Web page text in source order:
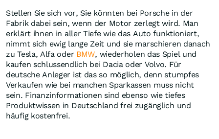
Stellen Sie sich vor, Sie könnten bei Porsche in der
Fabrik dabei sein, wenn der Motor zerlegt wird. Man
erklärt ihnen in aller Tiefe wie das Auto funktioniert,
nimmt sich ewig lange Zeit und sie marschieren danach
zu Tesla, Alfa oder BMW, wiederholen das Spiel und
kaufen schlussendlich bei Dacia oder Volvo. Für
deutsche Anleger ist das so möglich, denn stumpfes
Verkaufen wie bei manchen Sparkassen muss nicht
sein. Finanzinformationen sind ebenso wie tiefes
Produktwissen in Deutschland frei zugänglich und
häufig kostenfrei.